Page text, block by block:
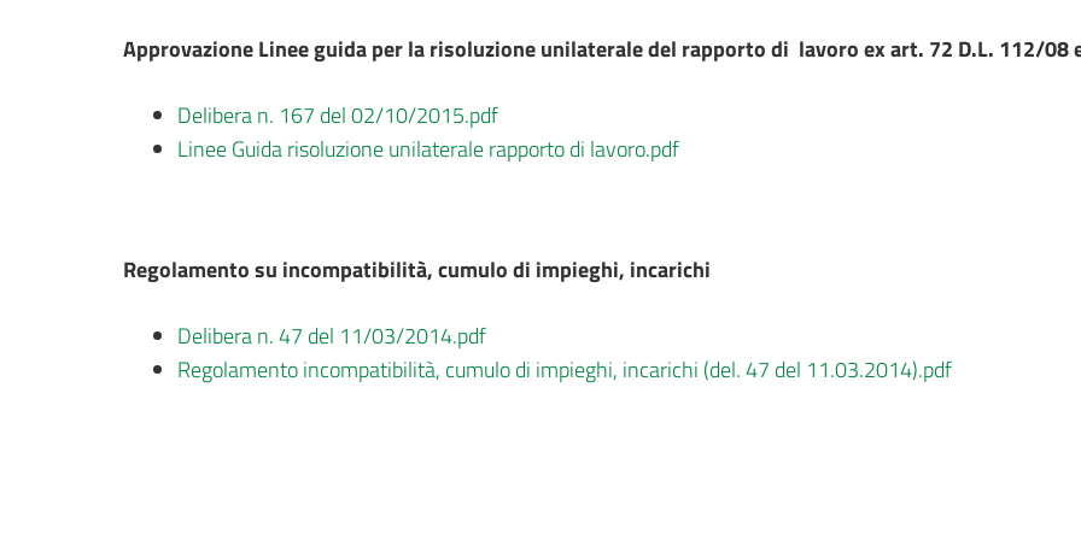
Approvazione Linee guida per la risoluzione unilaterale del rapporto di lavoro ex art. 72 D.L. 112/08
Delibera n. 167 del 02/10/2015.pdf
Linee Guida risoluzione unilaterale rapporto di lavoro.pdf
Regolamento su incompatibilità, cumulo di impieghi, incarichi
Delibera n. 47 del 11/03/2014.pdf
Regolamento incompatibilità, cumulo di impieghi, incarichi (del. 47 del 11.03.2014).pdf